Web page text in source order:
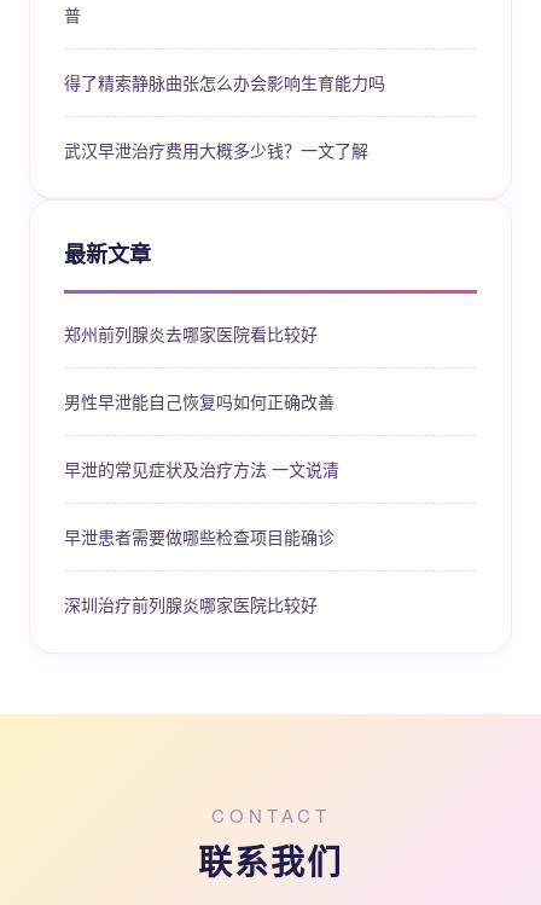
普
得了精索静脉曲张怎么办会影响生育能力吗
武汉早泄治疗费用大概多少钱？一文了解
最新文章
郑州前列腺炎去哪家医院看比较好
男性早泄能自己恢复吗如何正确改善
早泄的常见症状及治疗方法 一文说清
早泄患者需要做哪些检查项目能确诊
深圳治疗前列腺炎哪家医院比较好
CONTACT
联系我们